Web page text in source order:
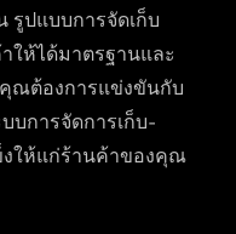
รูปแบบการจัดเก็บ
ให้ได้มาตรฐานและ
ณต้องการแข่งขันกับ
บการจัดการเก็บ-
งให้แก่ร้านค้าของคุณ